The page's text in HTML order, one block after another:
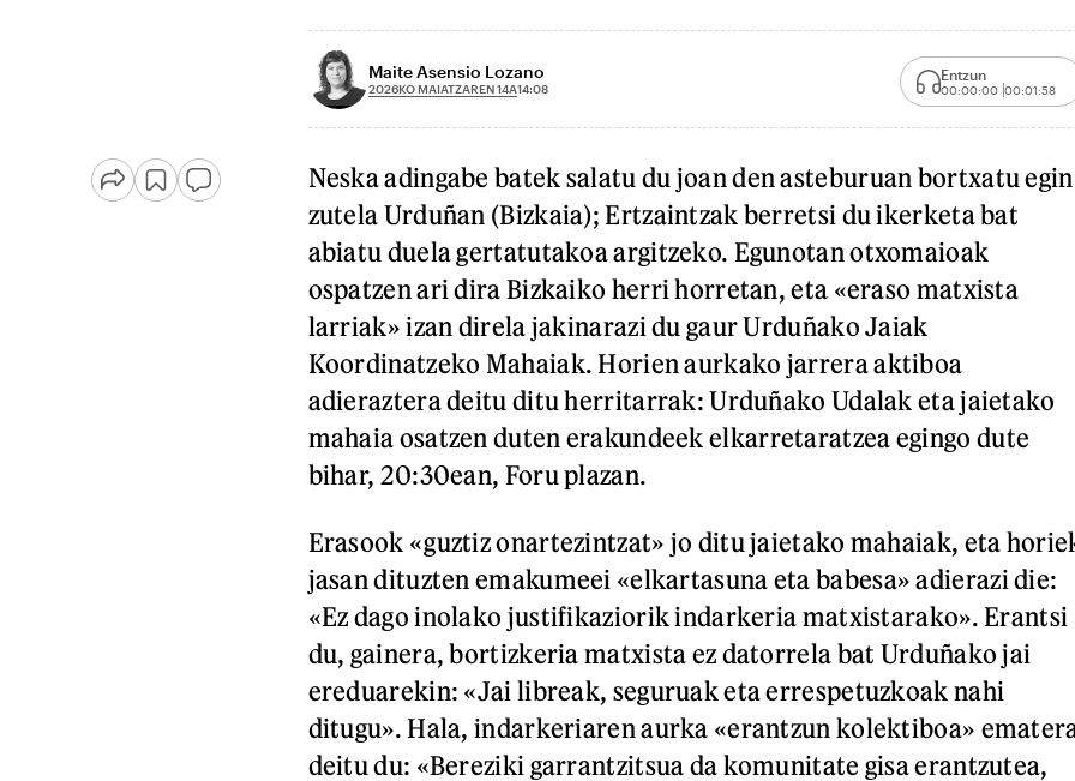
Maite Asensio Lozano
2026KO MAIATZAREN 14A14:08
Entzun
00:00:00 00:01:58
Neska adingabe batek salatu du joan den asteburuan bortxatu egin
zutela Urduñan (Bizkaia); Ertzaintzak berretsi du ikerketa bat
abiatu duela gertatutakoa argitzeko. Egunotan otxomaioak
ospatzen ari dira Bizkaiko herri horretan, eta «eraso matxista
larriak» izan direla jakinarazi du gaur Urduñako Jaiak
Koordinatzeko Mahaiak. Horien aurkako jarrera aktiboa
adieraztera deitu ditu herritarrak: Urduñako Udalak eta jaietako
mahaia osatzen duten erakundeek elkarretaratzea egingo dute
bihar, 20:30ean, Foru plazan.
Erasook «guztiz onartezintzat» jo ditu jaietako mahaiak, eta
jasan dituzten emakumeei «elkartasuna eta babesa» adierazi die:
«Ez dago inolako justifikaziorik indarkeria matxistarako». Erantsi
du, gainera, bortizkeria matxista ez datorrela bat Urduñako jai
ereduarekin: «Jai libreak, seguruak eta errespetuzkoak nahi
ditugu». Hala, indarkeriaren aurka «erantzun kolektiboa»
deitu du: «Bereziki garrantzitsua da komunitate gisa erantzutea,